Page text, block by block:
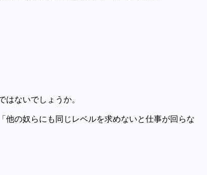
ないでしょうか。
の奴らにも同じレベルを求めないと仕事が回らな